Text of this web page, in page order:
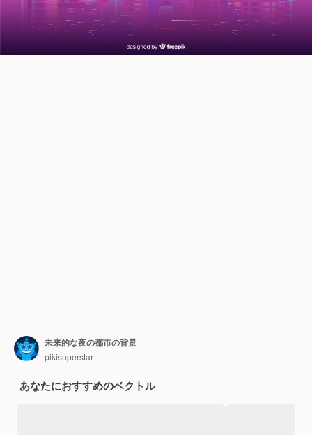
未来的な夜の都市の背景
pikisuperstar
あなたにおすすめのベクトル